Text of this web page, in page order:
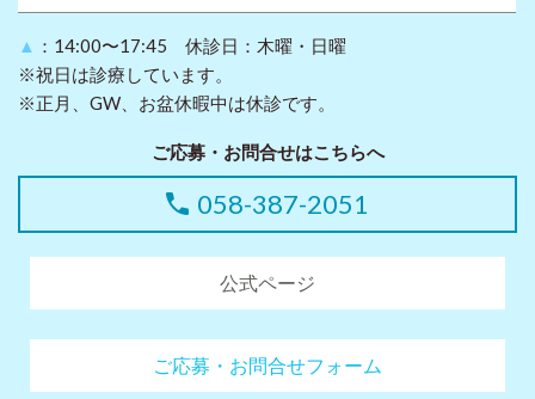
▲ ：14:00〜17:45 休診日：木曜・日曜
※祝日は診療しています。
※正月、GW、お盆休暇中は休診です。
ご応募・お問合せはこちらへ
058-387-2051
公式ページ
ご応募・お問合せフォーム